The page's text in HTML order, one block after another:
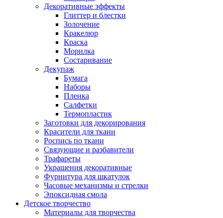
Декоративные эффекты
Глиттер и блестки
Золочение
Кракелюр
Краска
Морилка
Состаривание
Декупаж
Бумага
Наборы
Пленка
Салфетки
Термопластик
Заготовки для декорирования
Красители для ткани
Роспись по ткани
Связующие и разбавители
Трафареты
Украшения декоративные
Фурнитура для шкатулок
Часовые механизмы и стрелки
Эпоксидная смола
Детское творчество
Материалы для творчества